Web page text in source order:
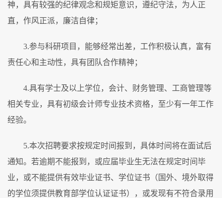
神，具有较强的纪律观念和规矩意识，遵纪守法，为人正
直，作风正派，廉洁自律；
3.参与科研项目，能够经常出差，工作积极认真，富有
责任心和主动性，具有团队合作精神；
4.具有学士及以上学位，会计、财务管理、工商管理等
相关专业，具有初级会计师专业技术资格，至少有一年工作
经验。
5.本次招聘要求按规定时间报到，具体时间将在面试后
通知。若逾期不能报到，或应届毕业生无法在规定时间毕
业，或不能提供有效毕业证书、学位证书（国外、境外取得
的学位须提供教育部学位认证证书），或发现有不符合录用